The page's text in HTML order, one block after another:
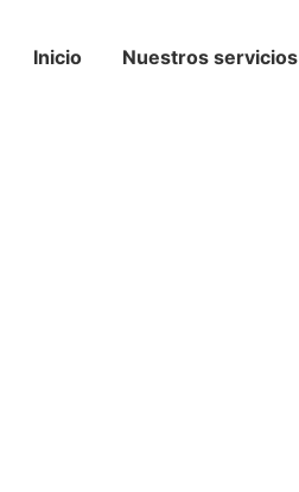
Inicio Nuestros servicios